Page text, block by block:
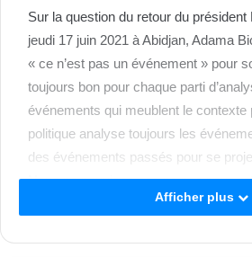
Sur la question du retour du président
jeudi 17 juin 2021 à Abidjan, Adama
« ce n’est pas un événement » pour
toujours bon pour chaque parti
événements qui meublent le contexte
politique analyse toujours les
des événements passés pour se
Nous ne pouvions pas ne pas nous
faire un point d’analyse, même si ce
Afficher plus